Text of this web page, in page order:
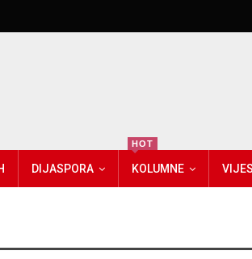
DIJASPORA KOLUMNE
HOT